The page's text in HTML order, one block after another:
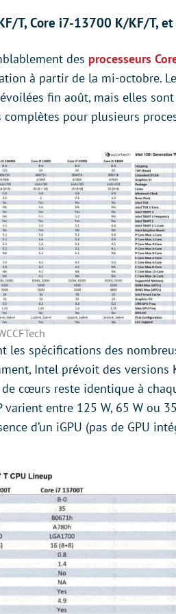
T, Core i7-13700 K/KF/T, et
des processeurs
à partir de la mi-octobre.
fin août, mais elles sont
pour plusieurs
les spécifications des
Intel prévoit des versions
de cœurs reste identique à
varient entre 125 W, 65 W ou
d’un iGPU (pas de GPU